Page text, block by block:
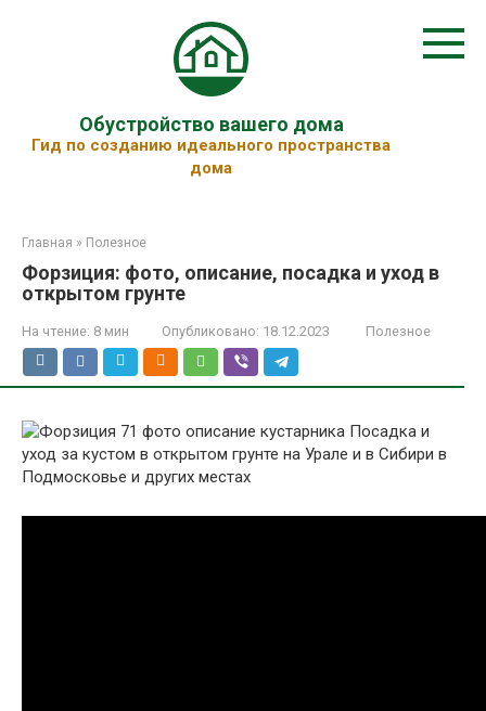
Обустройство вашего дома
Гид по созданию идеального пространства
дома
Главная » Полезное
Форзиция: фото, описание, посадка и уход в
открытом грунте
На чтение: 8 мин Опубликовано: 18.12.2023 Полезное